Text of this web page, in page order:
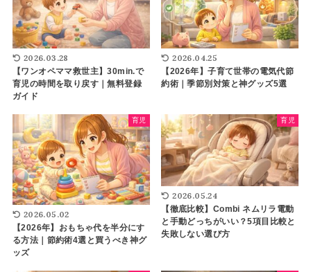
2026.03.28
【ワンオペママ救世主】30min.で
育児の時間を取り戻す｜無料登録
ガイド
2026.04.25
【2026年】子育て世帯の電気代節
約術｜季節別対策と神グッズ5選
育児
2026.05.02
【2026年】おもちゃ代を半分にす
る方法｜節約術4選と買うべき神グ
ッズ
育児
2026.05.24
【徹底比較】Combi ネムリラ電動
と手動どっちがいい？5項目比較と
失敗しない選び方